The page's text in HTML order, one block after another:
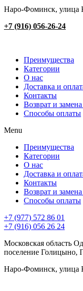
Наро-Фоминск, улица
+7 (916) 056-26-24
Преимущества
Категории
О нас
Доставка и
Контакты
Возврат и замена
Способы оплаты
Menu
Преимущества
Категории
О нас
Доставка и
Контакты
Возврат и замена
Способы оплаты
+7 (977) 572 86 01
+7 (916) 056 26 24
Московская область
поселение Голицыно,
Наро-Фоминск, улица